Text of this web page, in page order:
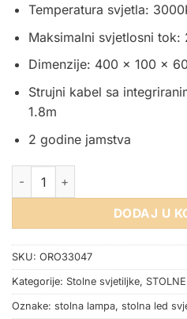
Temperatura svjetla:
Maksimalni svjetlosni tok:
Dimenzije: 400 x 100 x
Strujni kabel sa
1.8m
2 godine jamstva
STOLNA LED SVJETILJKA
DODAJ U
SKU: ORO33047
Kategorije: Stolne svjetiljke,
Oznake: stolna lampa, stolna led